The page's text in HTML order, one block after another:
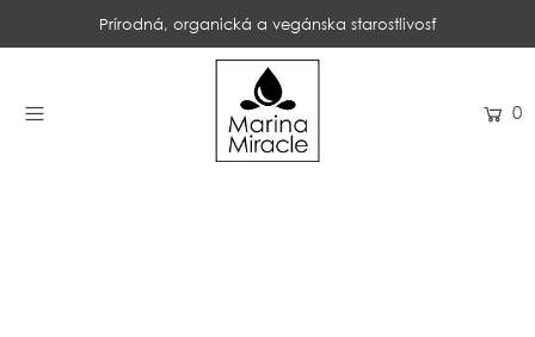
Prírodná, organická a vegánska starostlivosť
0
DOMOV